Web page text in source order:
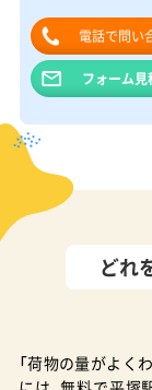
電話で問い
フォーム見
どれ
「荷物の量がよく